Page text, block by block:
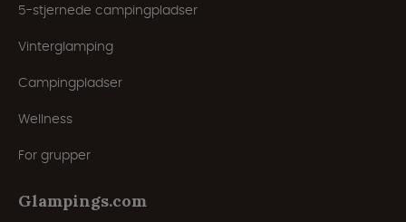
5-stjernede campingpladser
Vinterglamping
Campingpladser
Wellness
For grupper
Glampings.com